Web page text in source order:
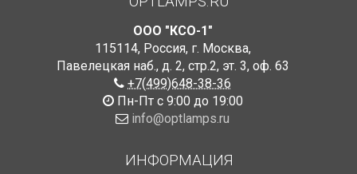
ООО "КСО-1"
115114, Россия, г. Москва,
Павелецкая наб., д. 2, стр.2, эт. 3, оф. 63
+7(499)648-38-36
Пн-Пт с 9:00 до 19:00
info@optlamps.ru
ИНФОРМАЦИЯ